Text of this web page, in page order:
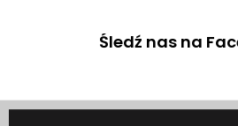
Śledź nas na